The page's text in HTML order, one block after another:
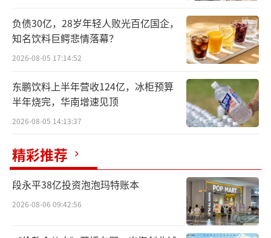
奔赴自然于近日向港交所主板提交了更新
后的招股申请文件，中金公司与中信证券担任
联席保荐人。这并非奔赴自然首次递交申请寻
求赴港上市，在此之前，奔赴自然曾于2025年4
月、11月两次递交招股书，均以失效告终。
对于接连两次上市文件失效的原因，奔赴
自然没有过多解释。在盘古智库研究院高级研
究员江瀚看来，奔赴自然寻求港股上市或为了
拓宽融资渠道，获取更多的资金支持。香港市
场作为国际金融中心，吸引了全球投资者的关
注，能够为公司提供更广泛的融资机会。同
负债30亿，28岁年轻人败光百亿国企，
知名饮料巨鳄悲情落幕？
2026-08-05 17:14:52
东鹏饮料上半年营收124亿，冰柜预算
半年烧完，华南增速见顶
2026-08-05 14:13:37
精彩推荐
段永平38亿投资泡泡玛特账本
2026-08-06 09:42:56